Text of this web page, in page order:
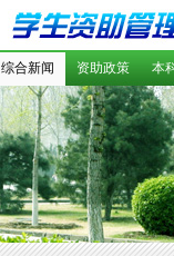
综合新闻 资助政策 本